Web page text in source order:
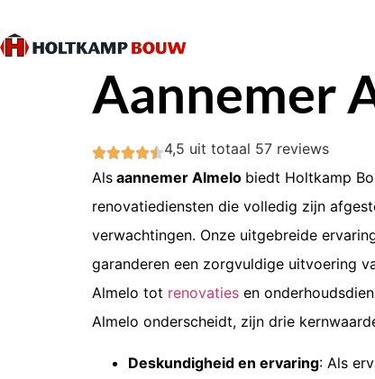
Aannemer
4,5 uit totaal 57 reviews
Als aannemer Almelo biedt Holtkamp
renovatiediensten die volledig zijn
verwachtingen. Onze uitgebreide
garanderen een zorgvuldige uitvoering
Almelo tot renovaties en
Almelo onderscheidt, zijn drie
Deskundigheid en ervaring: Als